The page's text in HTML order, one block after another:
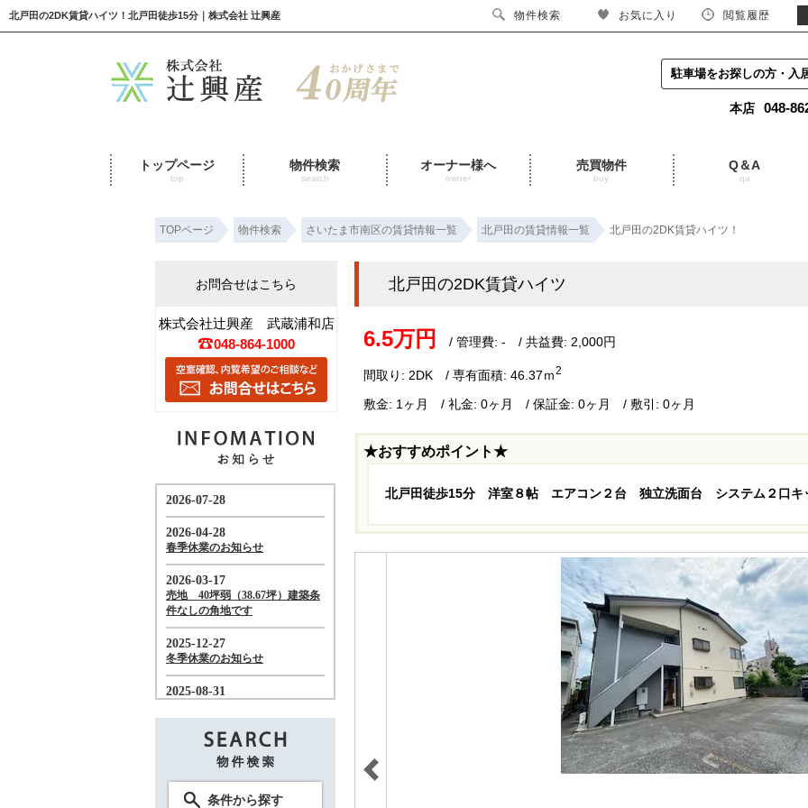
北戸田の2DK賃貸ハイツ！北戸田徒歩15分｜株式会社 辻興産
駐車場をお探しの方・入
本店 048-
トップページ
top
物件検索
search
オーナー様へ
owner
売買物件
buy
Q＆A
qa
TOPページ 物件検索 さいたま市南区の賃貸情報一覧 北戸田の賃貸情報一覧 北戸田の2DK賃貸ハイツ！
北戸田の2DK賃貸ハイツ
6.5万円 / 管理費: - / 共益費: 2,000円
間取り: 2DK / 専有面積: 46.37ｍ2
敷金: 1ヶ月 / 礼金: 0ヶ月 / 保証金: 0ヶ月 / 敷引: 0ヶ月
★おすすめポイント★
北戸田徒歩15分 洋室８帖 エアコン２台 独立洗面台 システム２口キ
お問合せはこちら
株式会社辻興産 武蔵浦和店
048-864-1000
条件から探す
物件検索 お気に入り 閲覧履歴